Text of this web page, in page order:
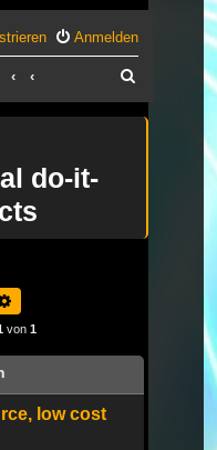
Anmelden
do-it-
von 1
low cost